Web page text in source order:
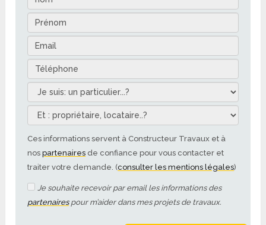
Ces informations servent à Constructeur Travaux et à
nospartenaires de confiance pour vous contacter et
traiter votre demande. (consulter les mentions légales)
Je souhaite recevoir par email les informations des
partenairespour m’aider dans mes projets de travaux.